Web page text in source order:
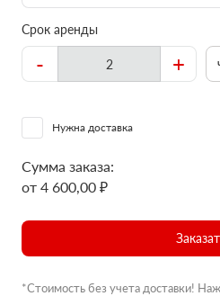
Срок аренды
- +
Нужна доставка
Сумма заказа:
от 4 600,00 ₽
*Стоимость без учета доставки!